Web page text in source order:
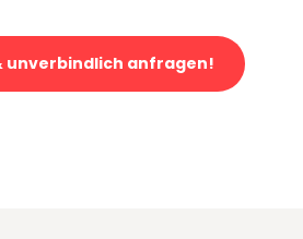
unverbindlich anfragen!